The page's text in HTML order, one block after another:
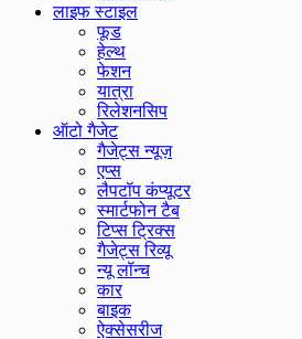
लाइफ स्टाइल
फूड
हेल्थ
फेशन
यात्रा
रिलेशनसिप
ऑटो गैजेट
गैजेट्स न्यूज़
एप्स
लैपटॉप कंप्यूटर
स्मार्टफोन टैब
टिप्स ट्रिक्स
गैजेट्स रिव्यू
न्यू लॉन्च
कार
बाइक
ऐक्सेसरीज